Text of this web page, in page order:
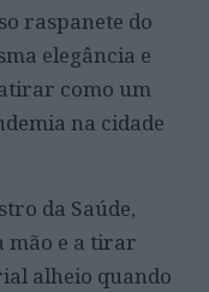
raspanete do
elegância e
como um
na cidade
da Saúde,
mão e a tirar
alheio quando